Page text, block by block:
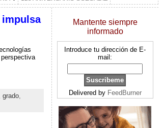
impulsa
grado,
Mantente siempre
informado
Introduce tu dirección de E-
mail:
Delivered by FeedBurner